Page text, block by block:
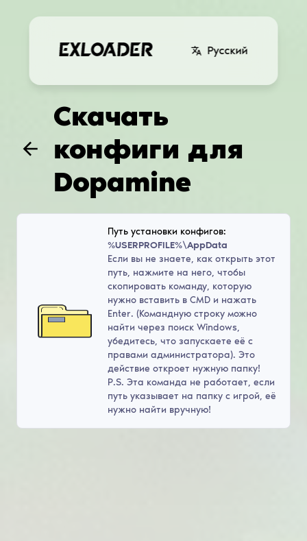
Русский
Скачать
конфиги для
Dopamine
Путь установки конфигов:
%USERPROFILE%\AppData
Если вы не знаете, как открыть этот
путь, нажмите на него, чтобы
скопировать команду, которую
нужно вставить в CMD и нажать
Enter. (Командную строку можно
найти через поиск Windows,
убедитесь, что запускаете её с
правами администратора). Это
действие откроет нужную папку!
P.S. Эта команда не работает, если
путь указывает на папку с игрой, её
нужно найти вручную!